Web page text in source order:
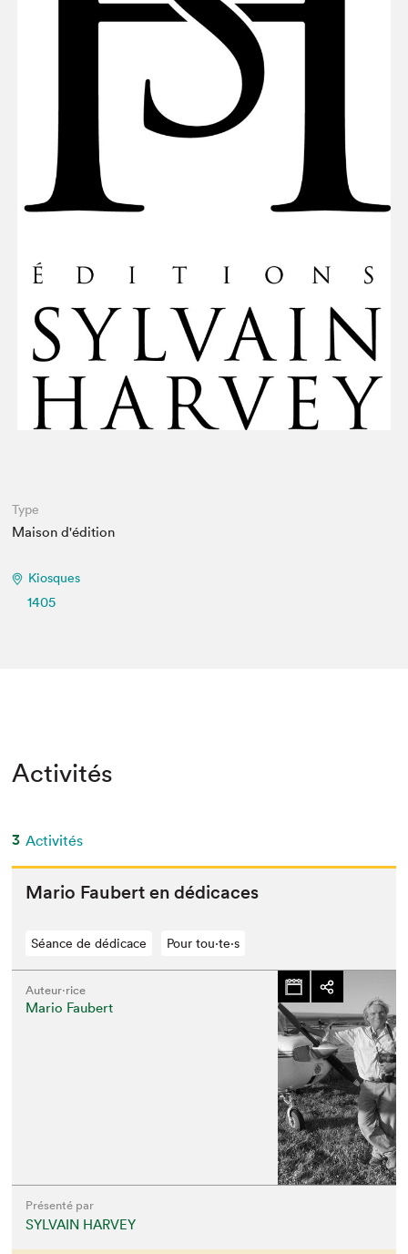
Espace enseignant·e·s
Type
Maison d'édition
Kiosques
1405
Activités
3 Activités
Mario Faubert en dédicaces
Séance de dédicace Pour tou⋅te⋅s
Auteur·rice
Mario Faubert
Présenté par
SYLVAIN HARVEY